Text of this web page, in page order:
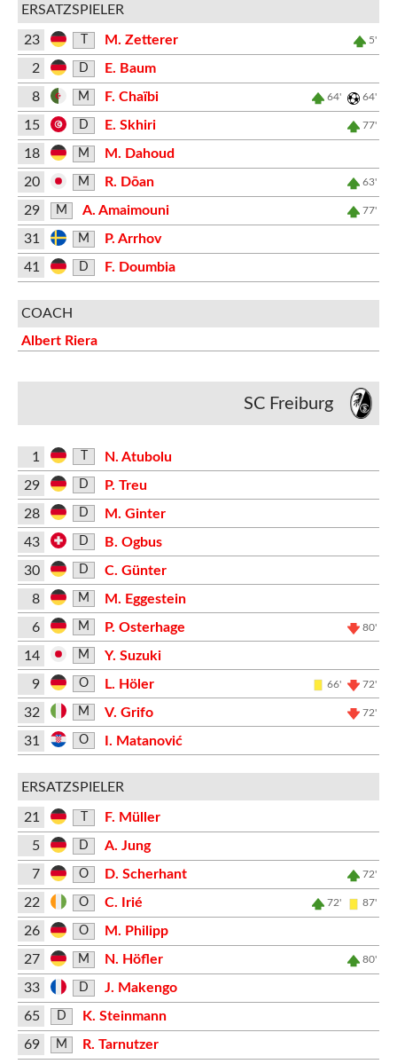
ERSATZSPIELER
23 M. Zetterer 5'
2 D
E. Baum
8
M F. Chaïbi 64' 64'
15 D E. Skhiri 77'
18 M
M. Dahoud
20
M R. Dōan 63'
29 M A. Amaimouni 77'
31 M
P. Arrhov
41
D F. Doumbia
COACH
Albert Riera
SC Freiburg
1
N. Atubolu
29
D
P. Treu
28
D
M. Ginter
43
D
B. Ogbus
30
D
C. Günter
8
M
M. Eggestein
6
M P. Osterhage 80'
14 M
Y. Suzuki
9
O L. Höler 66' 72'
32 M V. Grifo 72'
31 O I. Matanović
ERSATZSPIELER
21
F. Müller
5
D
A. Jung
7
O D. Scherhant 72'
22 O C. Irié 72' 87'
26 O
M. Philipp
27
M N. Höfler 80'
33 D
J. Makengo
65
D
K. Steinmann
69
M R. Tarnutzer